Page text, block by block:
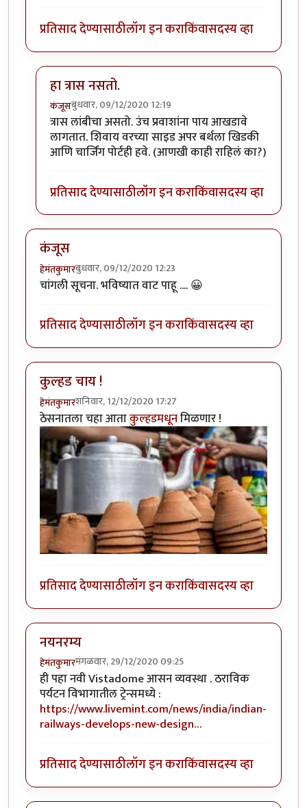
प्रतिसाद देण्यासाठीलॉग इन कराकिंवासदस्य व्हा
हा त्रास नसतो.
कंजूसबुधवार, 09/12/2020 12:19
In reply toSL बर्थ सुखकारक !byहेमंतकुमार
त्रास लांबीचा असतो. उंच प्रवाशांना पाय आखडावे
लागतात. शिवाय वरच्या साइड अपर बर्थला खिडकी
आणि चार्जिंग पोर्टही हवे. (आणखी काही राहिलं का?)
प्रतिसाद देण्यासाठीलॉग इन कराकिंवासदस्य व्हा
कंजूस
हेमंतकुमारबुधवार, 09/12/2020 12:23
चांगली सूचना. भविष्यात वाट पाहू .... 😀
प्रतिसाद देण्यासाठीलॉग इन कराकिंवासदस्य व्हा
कुल्हड चाय !
हेमंतकुमारशनिवार, 12/12/2020 17:27
ठेसनातला चहा आताकुल्हडमधूनमिळणार !
प्रतिसाद देण्यासाठीलॉग इन कराकिंवासदस्य व्हा
नयनरम्य
हेमंतकुमारमंगळवार, 29/12/2020 09:25
ही पहा नवी Vistadome आसन व्यवस्था . ठराविक
पर्यटन विभागातील ट्रेन्समध्ये :
https://www.livemint.com/news/india/indian-
railways-develops-new-design…
प्रतिसाद देण्यासाठीलॉग इन कराकिंवासदस्य व्हा